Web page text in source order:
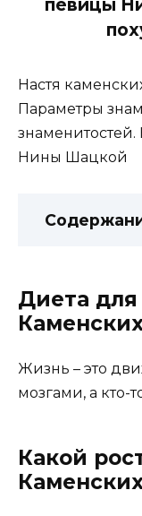
Настя
Параметры
Нины Шацкой
Диета для
Жизнь – это
мозгами, а кто-
Какой